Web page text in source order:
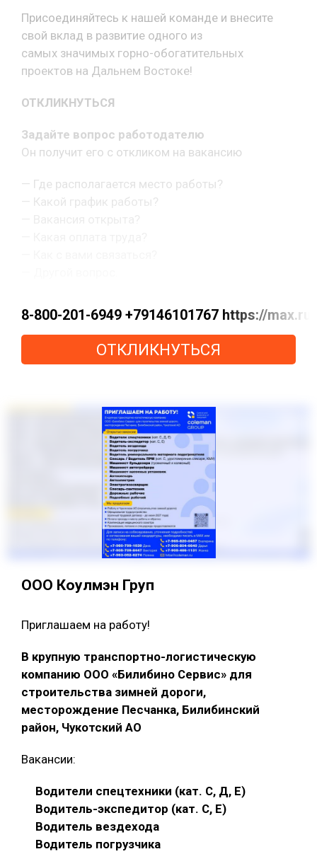
Присоединяйтесь к нашей команде и внесите
свой вклад в развитие одного из
самых значимых горно-обогатительных
проектов на Дальнем Востоке!
ОТКЛИКНУТЬСЯ
Задайте вопрос работодателю
Он получит его с откликом на вакансию
— Где располагается место работы?
— Какой график работы?
8-800-201-6949 +79146101767 https://
ОТКЛИКНУТЬСЯ
ООО Коулмэн Груп
Приглашаем на работу!
В крупную транспортно-логистическую
компанию ООО «Билибино Сервис» для
строительства зимней дороги,
месторождение Песчанка, Билибинский
район, Чукотский АО
Вакансии:
Водители спецтехники (кат. С, Д, Е)
Водитель-экспедитор (кат. С, Е)
Водитель вездехода
Водитель погрузчика